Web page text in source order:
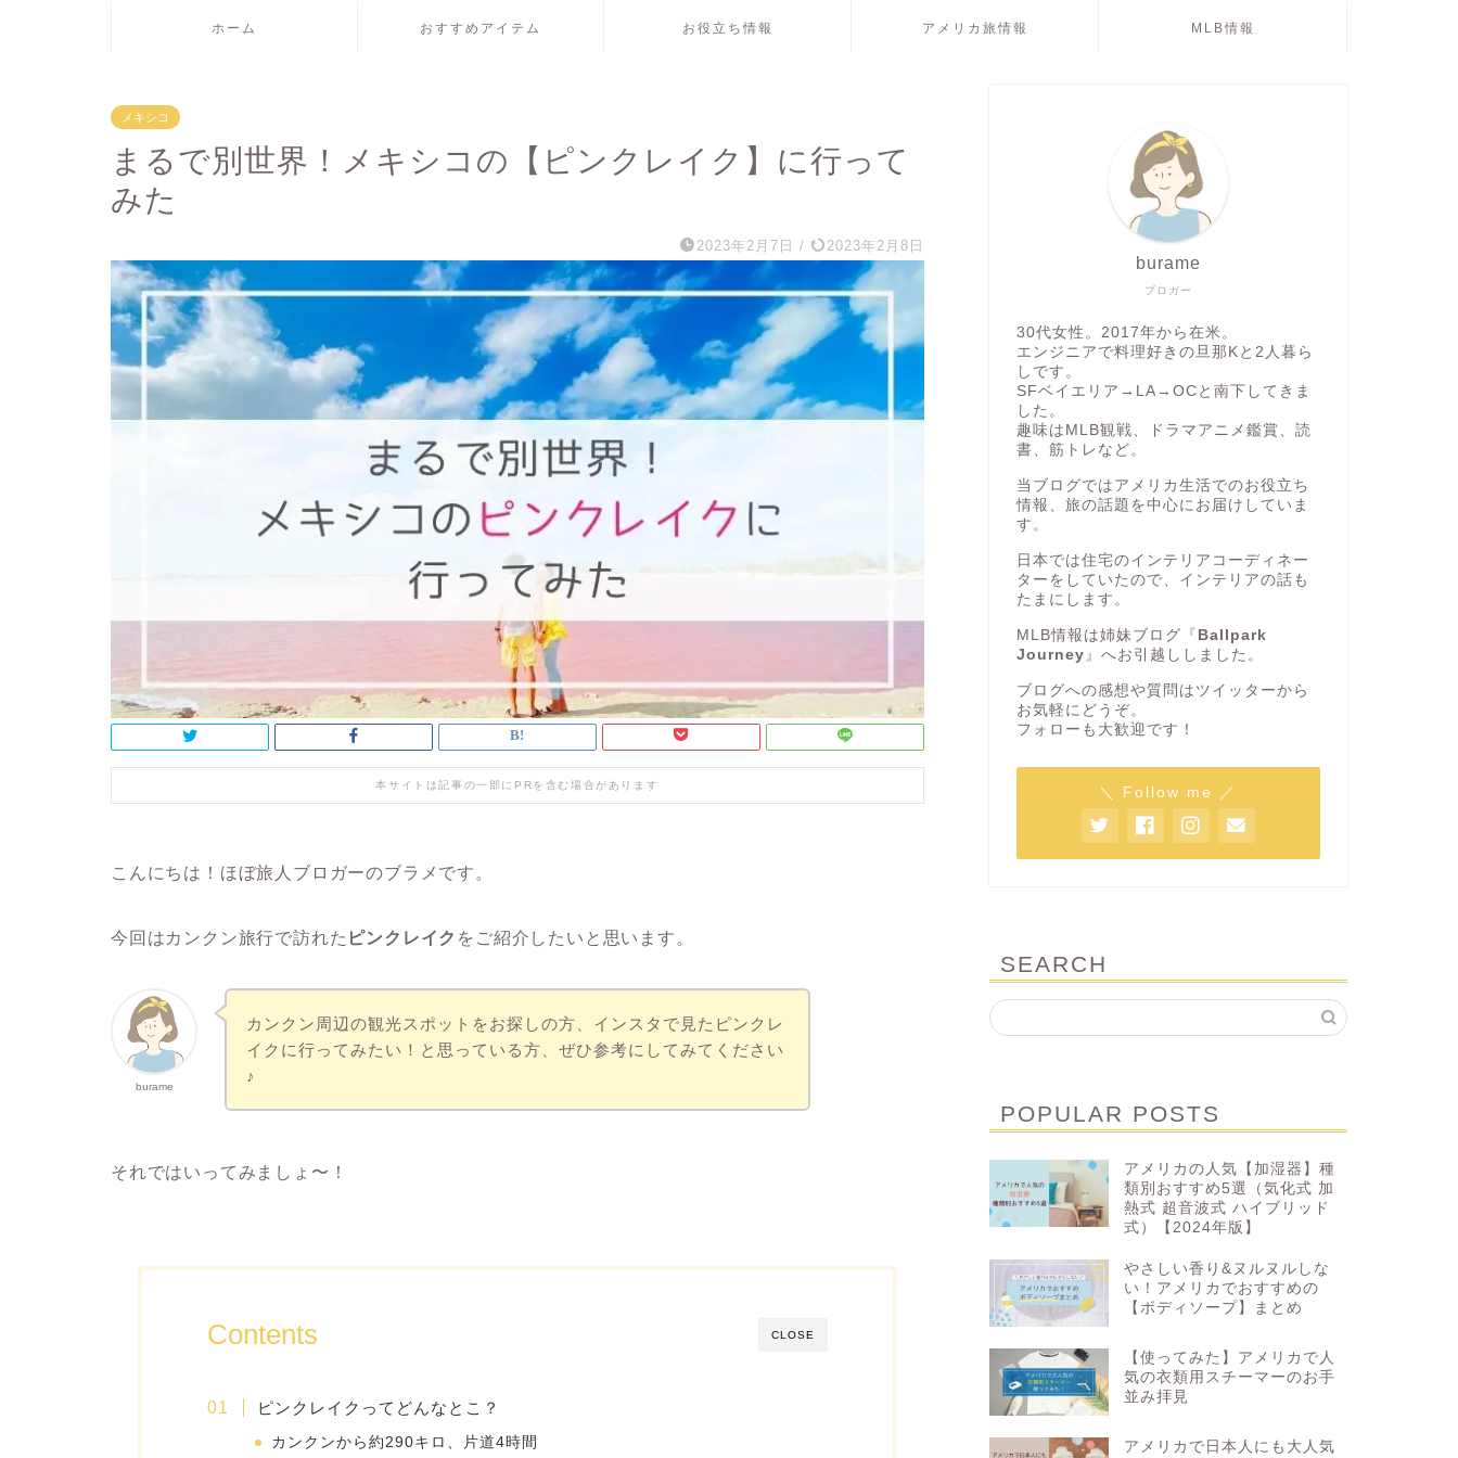
ホーム おすすめアイテム お役立ち情報 アメリカ旅情報 MLB情報
メキシコ
まるで別世界！メキシコの【ピンクレイク】に行って
みた
2023年2月7日 / 2023年2月8日
本サイトは記事の一部にPRを含む場合があります
こんにちは！ほぼ旅人ブロガーのブラメです。
今回はカンクン旅行で訪れた ピンクレイク をご紹介したいと思います。
burame
カンクン周辺の観光スポットをお探しの方、インスタで見たピンクレ
イクに行ってみたい！と思っている方、ぜひ参考にしてみてください
♪
それではいってみましょ〜！
CLOSE
Contents
ピンクレイクってどんなとこ？
カンクンから約290キロ、片道4時間
ブロガー
burame
30代女性。2017年から在米。
エンジニアで料理好きの旦那Kと2人暮ら
しです。
SFベイエリア→LA→OCと南下してきま
した。
趣味はMLB観戦、ドラマアニメ鑑賞、読
書、筋トレなど。
当ブログではアメリカ生活でのお役立ち
情報、旅の話題を中心にお届けしていま
す。
日本では住宅のインテリアコーディネー
ターをしていたので、インテリアの話も
たまにします。
MLB情報は姉妹ブログ『 Ballpark
Journey 』へお引越ししました。
ブログへの感想や質問はツイッターから
お気軽にどうぞ。
フォローも大歓迎です！
＼ Follow me ／
SEARCH
POPULAR POSTS
アメリカの人気【加湿器】種
類別おすすめ5選（気化式 加
熱式 超音波式 ハイブリッド
式）【2024年版】
やさしい香り&ヌルヌルしな
い！アメリカでおすすめの
【ボディソープ】まとめ
【使ってみた】アメリカで人
気の衣類用スチーマーのお手
並み拝見
アメリカで日本人にも大人気